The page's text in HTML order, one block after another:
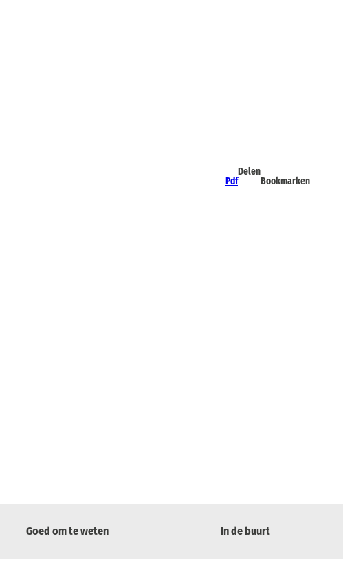
Pdf
Delen
Bookmarken
Goed om te weten In de buurt